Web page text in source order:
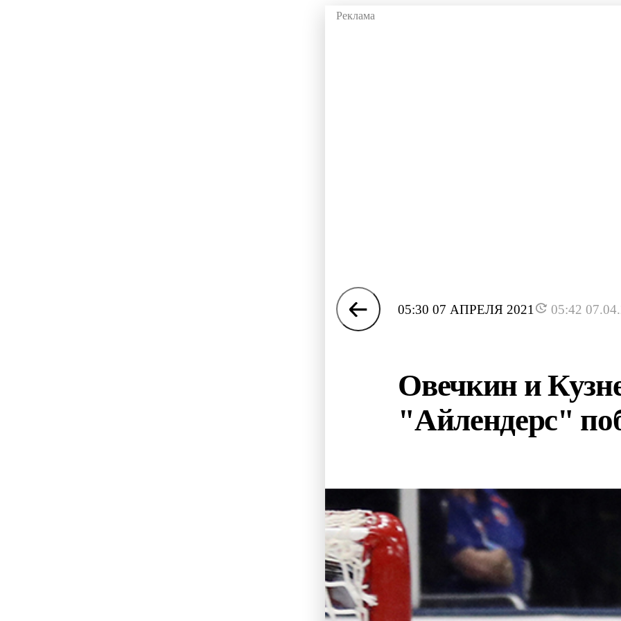
05:30 07 АПРЕЛЯ 2021 05:42
Овечкин и
"Айлендерс"